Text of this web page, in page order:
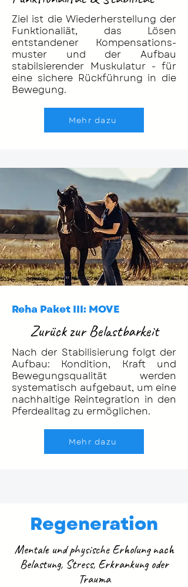
Ziel ist die Wiederherstellung der
Funktionaliät, das Lösen
entstandener Kompensations-
muster und der Aufbau
stabilsierender Muskulatur - für
eine sichere Rückführung in die
Bewegung.
Mehr dazu
Reha Paket III: MOVE
Zurück zur Belastbarkeit
Nach der Stabilisierung folgt der
Aufbau: Kondition, Kraft und
Bewegungsqualität werden
systematisch aufgebaut, um eine
nachhaltige Reintegration in den
Pferdealltag zu ermöglichen.
Mehr dazu
Regeneration
Mentale und physische Erholung nach
Belastung, Stress, Erkrankung oder
Trauma